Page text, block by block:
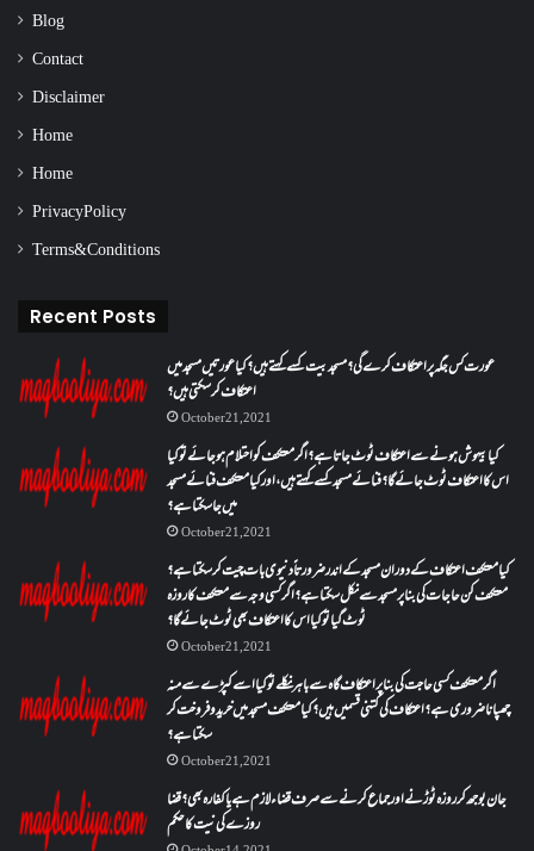
Blog
Contact
Disclaimer
Home
Home
Privacy Policy
Terms & Conditions
Recent Posts
عورت کس جگہ پر اعتکاف کرے گی؟مسجد بیت کسے کہتے ہیں؟کیا عورتیں مسجد میں
اعتکاف کر سکتی ہیں؟
October 21, 2021
کیا بیہوش ہونے سے اعتکاف ٹوٹ جاتا ہے؟ اگر معتکف کو احتلام ہو جائے تو کیا
اس کا اعتکاف ٹوٹ جائے گا؟فنائے مسجد کسے کہتے ہیں ، اور کیا معتکف فنائے مسجد
میں جا سکتا ہے؟
October 21, 2021
کیا معتکف اعتکاف کے دوران مسجد کے اندر ضرورتاً دنیوی بات چیت کر سکتا ہے؟
معتکف کن حاجات کی بنا پر مسجد سے نکل سکتا ہے؟ اگر کسی وجہ سے معتکف کا روزہ
ٹوٹ گیا تو کیا اس کا اعتکاف بھی ٹوٹ جائے گا؟
October 21, 2021
اگر معتکف کسی حاجت کی بنا پر اعتکاف گاہ سے باہر نکلے تو کیا اسے کپڑے سے منہ
چھپانا ضروری ہے؟اعتکاف کی کتنی قسمیں ہیں؟کیا معتکف مسجد میں خرید و فروخت کر
سکتا ہے؟
October 21, 2021
جان بوجھ کر روزہ ٹوڑنے اور جماع کرنے سے صرف قضاء لازم ہے یا کفارہ بھی؟ قضا
روزے کی نیت کا حکم